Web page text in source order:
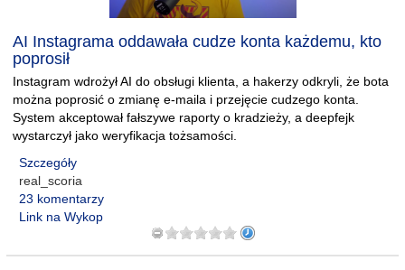
AI Instagrama oddawała cudze konta każdemu, kto
poprosił
Instagram wdrożył AI do obsługi klienta, a hakerzy odkryli, że bota
można poprosić o zmianę e-maila i przejęcie cudzego konta.
System akceptował fałszywe raporty o kradzieży, a deepfejk
wystarczył jako weryfikacja tożsamości.
Szczegóły
real_scoria
23 komentarzy
Link na Wykop